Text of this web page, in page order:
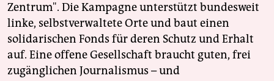
Zentrum". Die Kampagne unterstützt bundesweit
linke, selbstverwaltete Orte und baut einen
solidarischen Fonds für deren Schutz und Erhalt
auf. Eine offene Gesellschaft braucht guten, frei
zugänglichen Journalismus – und